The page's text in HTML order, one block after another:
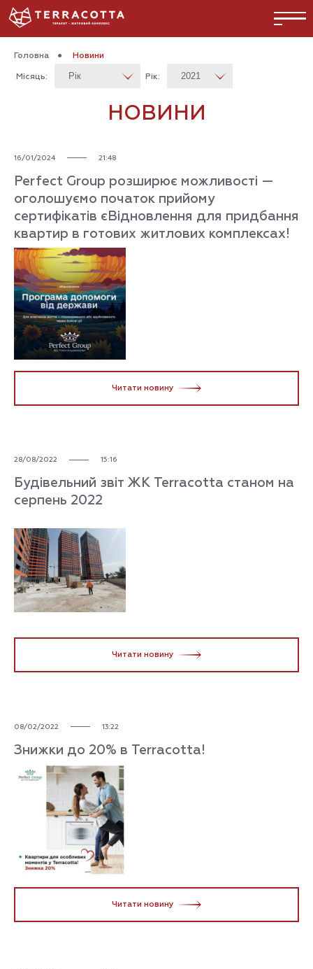
Головна ● Новини
НОВИНИ
Місяць: Рік:
16/01/2024 21:48
Perfect Group розширює можливості —
оголошуємо початок прийому
сертифікатів єВідновлення для придбання
квартир в готових житлових комплексах!
Читати новину
28/08/2022 15:16
Будівельний звіт ЖК Terracotta станом на
серпень 2022
Читати новину
08/02/2022 13:22
Знижки до 20% в Terracotta!
Читати новину